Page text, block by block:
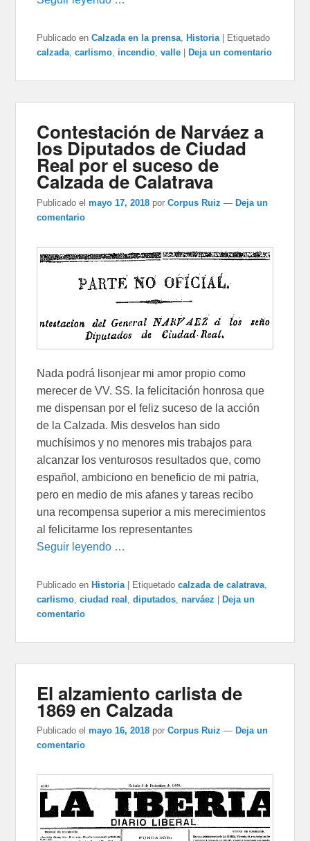
Publicado en Calzada en la prensa, Historia
Etiquetado
calzada,carlismo, incendio,valle Deja un comentario
Contestación de Narváez a
los Diputados de Ciudad
Real por el suceso de
Calzada de Calatrava
Publicado el mayo 17, 2018 porCorpus Ruiz — Deja un
comentario
Nada podrá lisonjear mi amor propio como
merecer de VV. SS. la felicitación honrosa que
me dispensan por el feliz suceso de la acción
de la Calzada. Mis desvelos han sido
muchísimos y no menores mis trabajos para
alcanzar los venturosos resultados que, como
español, ambiciono en beneficio de mi patria,
pero en medio de mis afanes y tareas recibo
una recompensa superior a mis merecimientos
al felicitarme los representantes
Seguir leyendo …
Publicado en Historia | Etiquetado calzada de calatrava
carlismo ,ciudad real ,diputados ,narváez |Deja un
comentario
El alzamiento carlista de
1869 en Calzada
Publicado el mayo 16, 2018 porCorpus Ruiz — Deja un
comentario